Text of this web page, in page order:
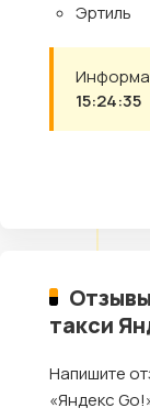
Эртиль
15:24:35
такси
Напишите
«Яндекс